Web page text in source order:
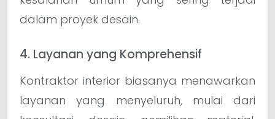
dalam proyek desain.
4. Layanan yang Komprehensif
Kontraktor interior biasanya menawarkan
layanan yang menyeluruh, mulai dari